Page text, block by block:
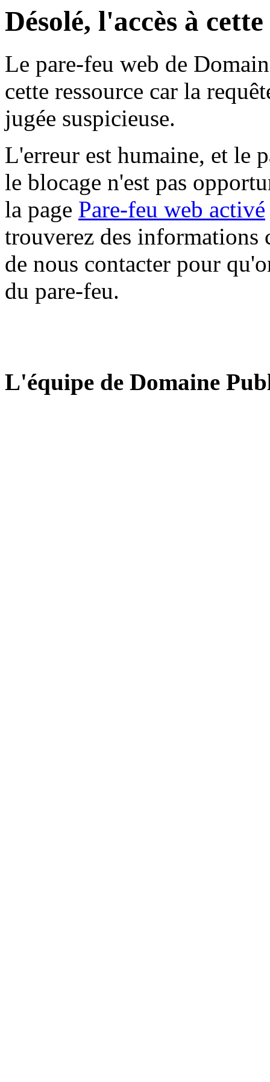
Désolé, l'accès à
Le pare-feu web de
cette ressource car la
jugée suspicieuse.
L'erreur est humaine, et le
le blocage n'est pas
la page Pare-feu web activé
trouverez des informations
de nous contacter pour
du pare-feu.
L'équipe de Domaine